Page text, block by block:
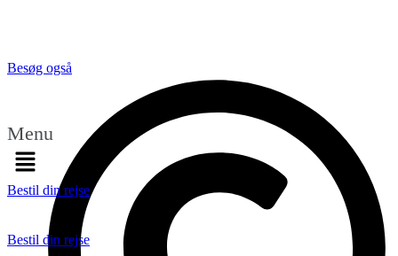
Besøg også
Menu
Bestil din rejse
Bestil din rejse